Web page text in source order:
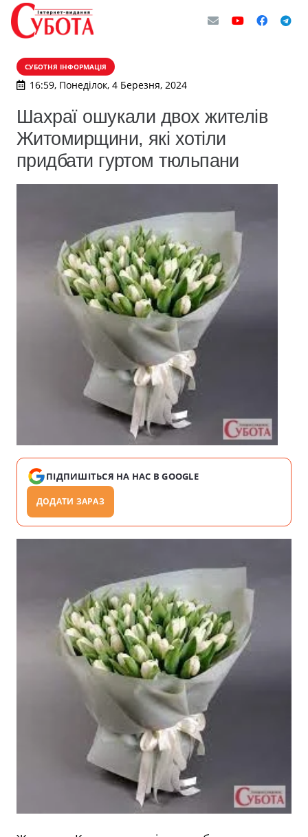
СУБОТНЯ ІНФОРМАЦІЯ
16:59, Понеділок, 4 Березня, 2024
Шахраї ошукали двох жителів
Житомирщини, які хотіли
придбати гуртом тюльпани
ПІДПИШІТЬСЯ НА НАС В GOOGLE
ДОДАТИ ЗАРАЗ